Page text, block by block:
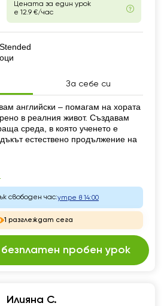
Цената за един урок
е 12.9 €/час
За себе си
английски – помагам на хората
в реалния живот. Създавам
среда, в която ученето е
естествено продължение на
свободен час:утре в 14:00
1 разглеждат сега
безплатен пробен урок
Илияна С.